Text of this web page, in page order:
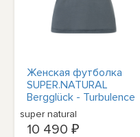
Женская футболка
SUPER.NATURAL
Bergglück - Turbulence
с голубым/белым
камнем
super natural
10 490 ₽